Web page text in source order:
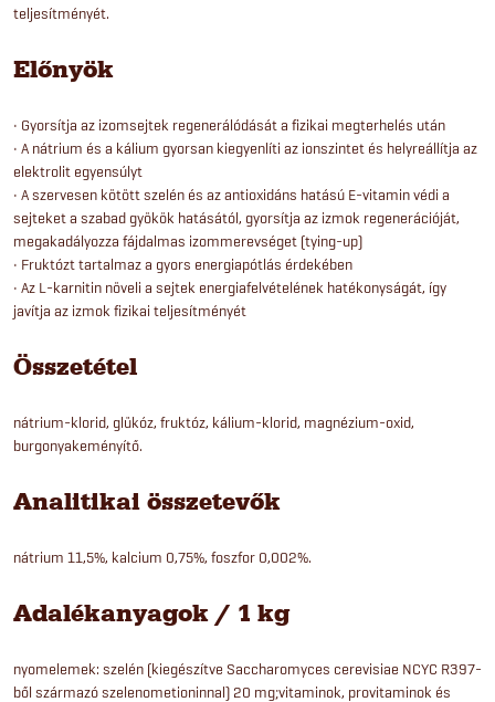
teljesítményét.
Előnyök
• Gyorsítja az izomsejtek regenerálódását a fizikai megterhelés után
• A nátrium és a kálium gyorsan kiegyenlíti az ionszintet és helyreállítja az
elektrolit egyensúlyt
• A szervesen kötött szelén és az antioxidáns hatású E-vitamin védi a
sejteket a szabad gyökök hatásától, gyorsítja az izmok regenerációját,
megakadályozza fájdalmas izommerevséget (tying-up)
• Fruktózt tartalmaz a gyors energiapótlás érdekében
• Az L-karnitin növeli a sejtek energiafelvételének hatékonyságát, így
javítja az izmok fizikai teljesítményét
Összetétel
nátrium-klorid, glükóz, fruktóz, kálium-klorid, magnézium-oxid,
burgonyakeményítő.
Analitikai összetevők
nátrium 11,5%, kalcium 0,75%, foszfor 0,002%.
Adalékanyagok / 1 kg
nyomelemek: szelén (kiegészítve Saccharomyces cerevisiae NCYC R397-
ből származó szelenometioninnal) 20 mg;vitaminok, provitaminok és